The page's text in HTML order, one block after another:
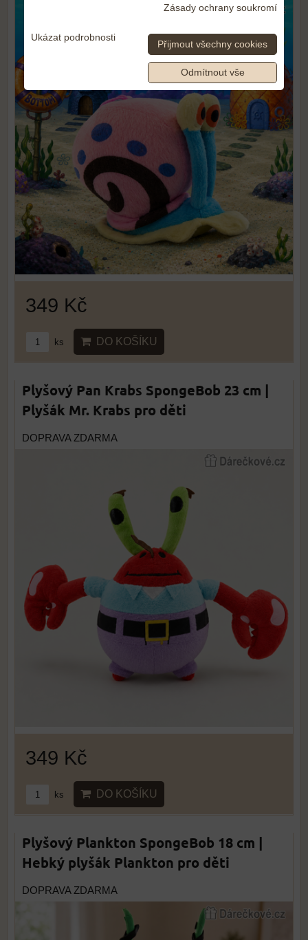
349 Kč
ks DO KOŠÍKU
Plyšový Pan Krabs SpongeBob 23 cm |
Plyšák Mr. Krabs pro děti
DOPRAVA ZDARMA
349 Kč
ks DO KOŠÍKU
Plyšový Plankton SpongeBob 18 cm |
Hebký plyšák Plankton pro děti
DOPRAVA ZDARMA
Zásady ochrany soukromí
Ukázat podrobnosti
Přijmout všechny cookies
Odmítnout vše